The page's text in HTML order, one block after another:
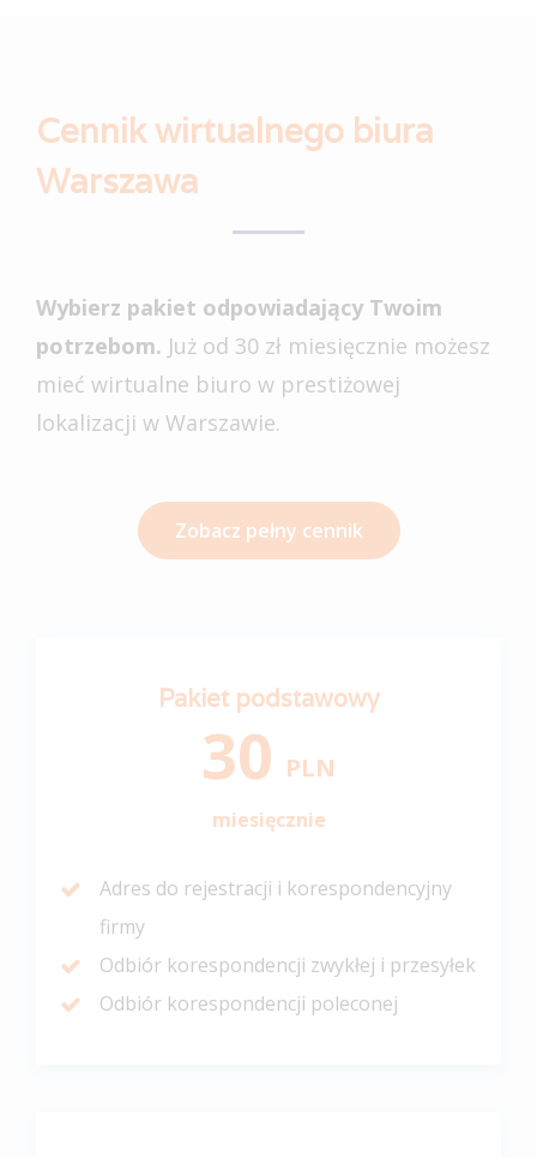
Cennik wirtualnego biura
Warszawa
Wybierz pakiet odpowiadający Twoim
potrzebom. Już od 30 zł miesięcznie możesz
mieć wirtualne biuro w prestiżowej
lokalizacji w Warszawie.
Zobacz pełny cennik
Pakiet podstawowy
30 PLN
miesięcznie
Adres do rejestracji i korespondencyjny
firmy
Odbiór korespondencji zwykłej i przesyłek
Odbiór korespondencji poleconej